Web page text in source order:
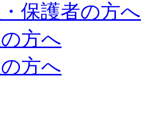
保護者の方へ
方へ
方へ